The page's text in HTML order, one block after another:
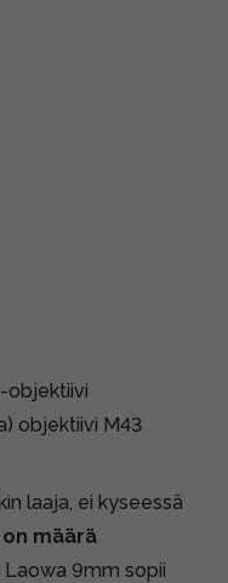
objektiivi
objektiivi M43
laaja, ei kyseessä
määrä
Laowa 9mm sopii